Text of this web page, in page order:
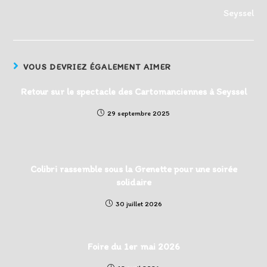
Seyssel
VOUS DEVRIEZ ÉGALEMENT AIMER
Retour sur le spectacle des Cartomanciennes à Seyssel
29 septembre 2025
Colibri rassemble sous la Grenette pour une soirée
solidaire
30 juillet 2026
Foire du 1er mai 2026